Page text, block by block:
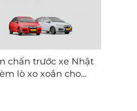
chấn trước xe Nhật
lò xo xoắn cho